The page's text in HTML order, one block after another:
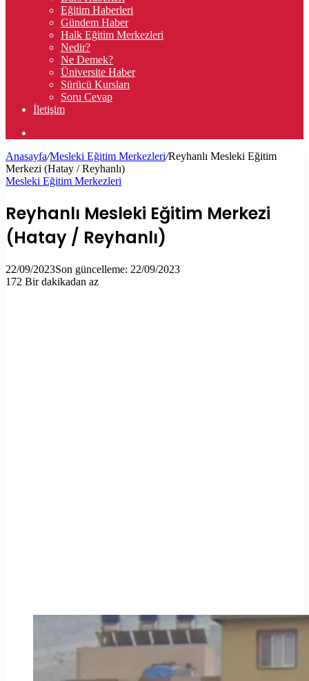
Eğitim Haberleri
Gündem Haber
Halk Eğitim Merkezleri
Nedir?
Ne Demek?
Üniversite Haber
Sürücü Kursları
Soru Cevap
İletişim
...
Anasayfa/Mesleki Eğitim Merkezleri/Reyhanlı Mesleki Eğitim
Merkezi (Hatay / Reyhanlı)
Mesleki Eğitim Merkezleri
Reyhanlı Mesleki Eğitim Merkezi
(Hatay / Reyhanlı)
22/09/2023Son güncelleme: 22/09/2023
172 Bir dakikadan az